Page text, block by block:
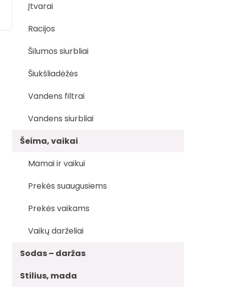
Įtvarai
Racijos
Šilumos siurbliai
Šiukšliadėžės
Vandens filtrai
Vandens siurbliai
Šeima, vaikai
Mamai ir vaikui
Prekės suaugusiems
Prekės vaikams
Vaikų darželiai
Sodas – daržas
Stilius, mada